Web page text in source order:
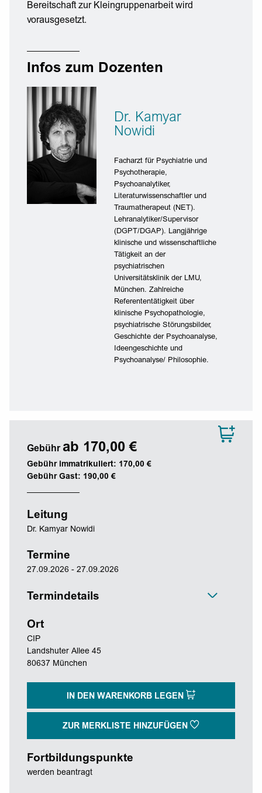
Bereitschaft zur Kleingruppenarbeit wird
vorausgesetzt.
Infos zum Dozenten
Dr. Kamyar
Nowidi
Facharzt für Psychiatrie und
Psychotherapie,
Psychoanalytiker,
Literaturwissenschaftler und
Traumatherapeut (NET).
Lehranalytiker/Supervisor
(DGPT/DGAP). Langjährige
klinische und wissenschaftliche
Tätigkeit an der
psychiatrischen
Universitätsklinik der LMU,
München. Zahlreiche
Referententätigkeit über
klinische Psychopathologie,
psychiatrische Störungsbilder,
Geschichte der Psychoanalyse,
Ideengeschichte und
Psychoanalyse/ Philosophie.
Gebühr ab 170,00 €
Gebühr immatrikuliert: 170,00 €
Gebühr Gast: 190,00 €
Leitung
Dr. Kamyar Nowidi
Termine
27.09.2026 - 27.09.2026
Termindetails
Ort
CIP
Landshuter Allee 45
80637 München
IN DEN WARENKORB LEGEN
ZUR MERKLISTE HINZUFÜGEN
Fortbildungspunkte
werden beantragt